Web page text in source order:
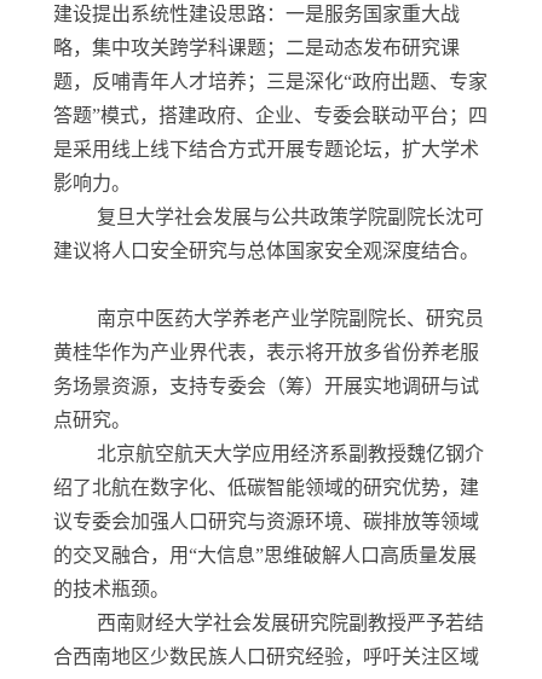
建设提出系统性建设思路：一是服务国家重大战
略，集中攻关跨学科课题；二是动态发布研究课
题，反哺青年人才培养；三是深化“政府出题、专家
答题”模式，搭建政府、企业、专委会联动平台；四
是采用线上线下结合方式开展专题论坛，扩大学术
影响力。
复旦大学社会发展与公共政策学院副院长沈可
建议将人口安全研究与总体国家安全观深度结合。
南京中医药大学养老产业学院副院长、研究员
黄桂华作为产业界代表，表示将开放多省份养老服
务场景资源，支持专委会（筹）开展实地调研与试
点研究。
北京航空航天大学应用经济系副教授魏亿钢介
绍了北航在数字化、低碳智能领域的研究优势，建
议专委会加强人口研究与资源环境、碳排放等领域
的交叉融合，用“大信息”思维破解人口高质量发展
的技术瓶颈。
西南财经大学社会发展研究院副教授严予若结
合西南地区少数民族人口研究经验，呼吁关注区域